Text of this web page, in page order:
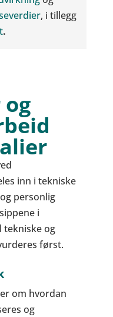
, i tillegg
.
inn i tekniske
personlig
i
tekniske og
først.
om hvordan
og